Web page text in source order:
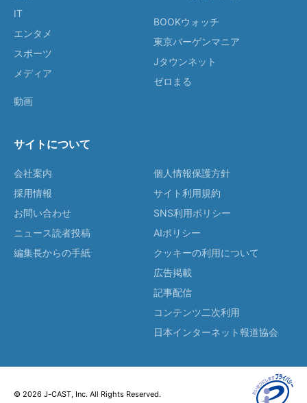
IT
エンタメ
スポーツ
メディア
動画
BOOKウォッチ
東京バーゲンマニア
Jタウンネット
ゼロまる
サイトについて
会社案内
採用情報
お問い合わせ
ニュース読者投稿
編集長からの手紙
個人情報保護方針
サイト利用規約
SNS利用ポリシー
AIポリシー
クッキーの利用について
広告掲載
記事配信
コンテンツ二次利用
日本インターネット報道協会
© 2026 J-CAST, Inc. All Rights Reserved.